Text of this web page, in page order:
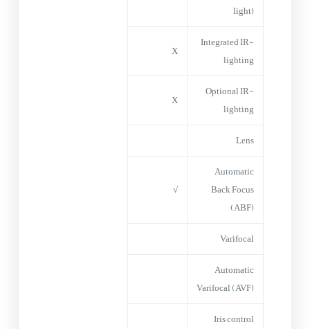
light)
Integrated IR-
lighting
X
Optional IR-
lighting
X
Lens
Automatic
Back Focus
(ABF)
√
Varifocal
Automatic
Varifocal (AVF)
Iris control